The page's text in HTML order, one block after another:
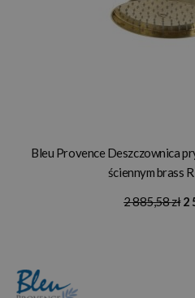
Bleu Provence Deszczownica
ściennym brass
2 885,58 zł 2